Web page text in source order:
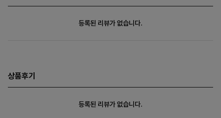
등록된 리뷰가 없습니다.
상품후기
등록된 리뷰가 없습니다.